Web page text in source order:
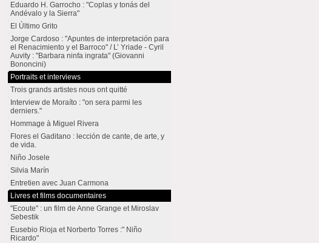
Eduardo H. Garrocho : "Coplas y tonás del
Andévalo y la Sierra"
El Último Grito
Jorge Cardoso : "Apuntes de interpretación para
el Renacimiento y el Barroco" / L’ Yriade - Cyril
Auvity : "Barbara ninfa ingrata" (Giovanni
Bononcini)
Portraits et interviews
Trois grands artistes nous ont quitté
Interview de Moraíto : "on sera parmi les
derniers."
Hommage à Miguel Rivera
Flores el Gaditano : lección de cante, de arte, y
de vida.
Niño Josele
Silvia Marín
Entretien avec Juan Carmona
Livres et films documentaires
"Ecoute" : un film de Anne Grange et Miroslav
Sebestik
Eusebio Rioja et Norberto Torres :" Niño
Ricardo"